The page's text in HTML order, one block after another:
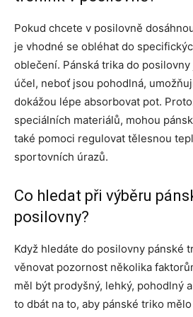
Pokud chcete v posilovně
je vhodné se obléhat do
oblečení. Pánská trika do
účel, neboť jsou pohodlná,
dokážou lépe absorbovat pot.
speciálních materiálů, mohou
také pomoci regulovat tělesnou
sportovních úrazů.
Co hledat při výběru
posilovny?
Když hledáte do posilovny pánské
věnovat pozornost několika
měl být prodyšný, lehký, pohodlný
to dbát na to, aby pánské triko